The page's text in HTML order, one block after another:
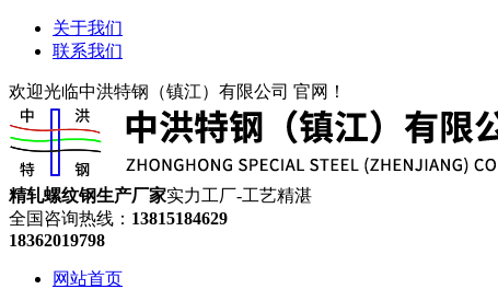
关于我们
联系我们
欢迎光临中洪特钢（镇江）有限公司 官网！
精轧螺纹钢生产厂家实力工厂-工艺精湛
全国咨询热线： 13815184629
18362019798
网站首页